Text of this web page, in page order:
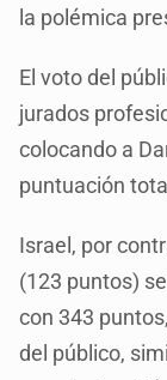
la polémica
El voto del
jurados
colocando a
puntuación
Israel, por
(123 puntos)
con 343
del público,